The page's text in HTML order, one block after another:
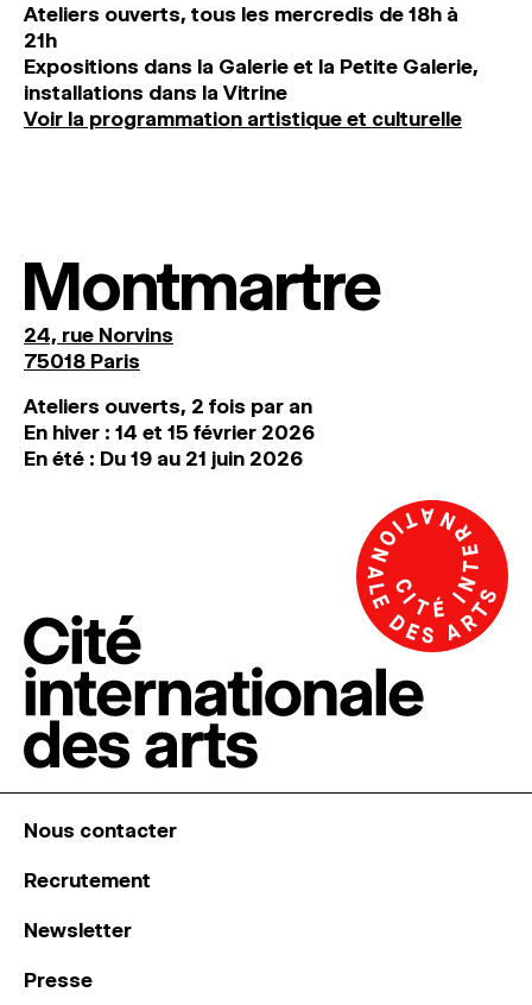
Ateliers ouverts, tous les mercredis de 18h à
21h
Expositions dans la Galerie et la Petite Galerie,
installations dans la Vitrine
Voir la programmation artistique et culturelle
Montmartre
24, rue Norvins
75018 Paris
Ateliers ouverts, 2 fois par an
En hiver : 14 et 15 février 2026
En été : Du 19 au 21 juin 2026
Nous contacter
Recrutement
Newsletter
Presse